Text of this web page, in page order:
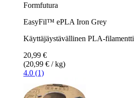
Formfutura
EasyFil™ ePLA Iron Grey
Käyttäjäystävällinen PLA-filamentti
20,99 €
(20,99 € / kg)
4.0 (1)